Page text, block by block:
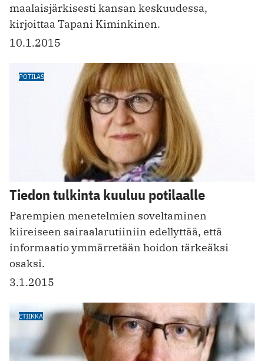
maalaisjärkisesti kansan keskuudessa,
kirjoittaa Tapani Kiminkinen.
10.1.2015
POTILAS
Tiedon tulkinta kuuluu potilaalle
Parempien menetelmien soveltaminen
kiireiseen sairaalarutiiniin edellyttää, että
informaatio ymmärretään hoidon tärkeäksi
osaksi.
3.1.2015
ETIIKKA